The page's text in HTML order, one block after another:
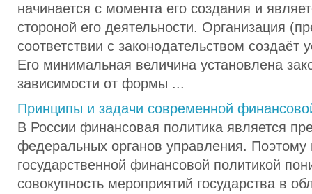
начинается с момента его создания и
стороной его деятельности. Организация
соответствии с законодательством создаёт
Его минимальная величина установлена
зависимости от формы ...
Принципы и задачи современной
В России финансовая политика является
федеральных органов управления. Поэтому
государственной финансовой политикой
совокупность мероприятий государства в